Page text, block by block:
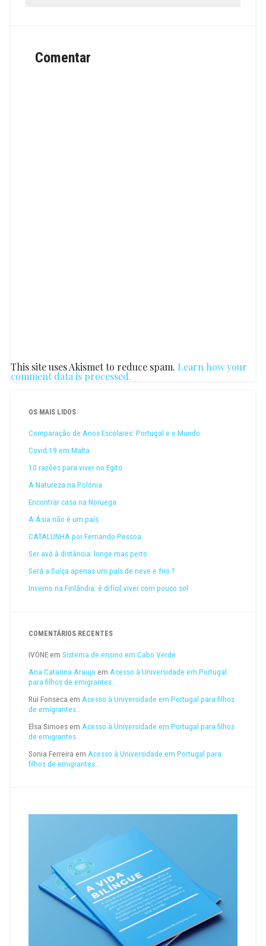
Comentar
This site uses Akismet to reduce spam. Learn how your
comment data is processed.
OS MAIS LIDOS
Comparação de Anos Escolares: Portugal e o Mundo
Covid-19 em Malta
10 razões para viver no Egito
A Natureza na Polónia
Encontrar casa na Noruega
A Ásia não é um país
CATALUNHA por Fernando Pessoa
Ser avó à distância: longe mas perto
Será a Suíça apenas um país de neve e frio ?
Inverno na Finlândia: é difícil viver com pouco sol
COMENTÁRIOS RECENTES
IVONEem Sistema de ensino em Cabo Verde
Ana Catarina Araujo em Acesso à Universidade em Portugal
para filhos de emigrantes…
Rui Fonseca em Acesso à Universidade em Portugal para filhos
de emigrantes…
Elsa Simoesem Acesso à Universidade em Portugal para filhos
de emigrantes…
Sonia Ferreira em Acesso à Universidade em Portugal para
filhos de emigrantes…